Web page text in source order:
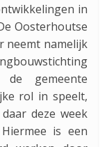
in
Oosterhoutse
neemt namelijk
de gemeente
rol in speelt,
deze week
is een